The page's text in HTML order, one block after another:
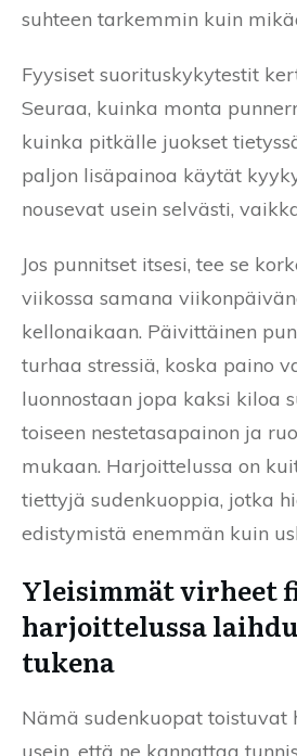
suhteen tarkemmin kuin
Fyysiset suorituskykytestit
Seuraa, kuinka monta
kuinka pitkälle juokset
paljon lisäpainoa käytät
nousevat usein selvästi,
Jos punnitset itsesi, tee se
viikossa samana
kellonaikaan. Päivittäinen
turhaa stressiä, koska paino
luonnostaan jopa kaksi kiloa
toiseen nestetasapainon ja
mukaan. Harjoittelussa on
tiettyjä sudenkuoppia, jotka
edistymistä enemmän kuin
Yleisimmät virheet
harjoittelussa
tukena
Nämä sudenkuopat toistuvat